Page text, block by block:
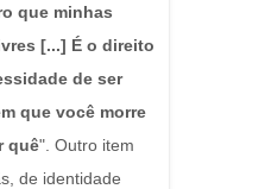
que minhas
[...] É o direito
de ser
que você morre
quê". Outro item
de identidade